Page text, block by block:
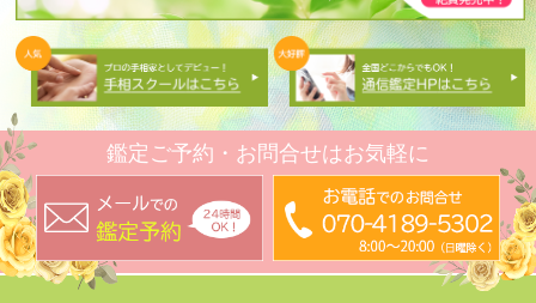
鑑定ご予約・お問合せはお気軽に